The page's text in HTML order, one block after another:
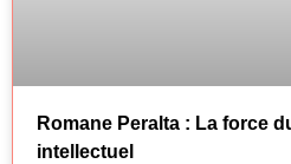
Romane Peralta : La force
intellectuel